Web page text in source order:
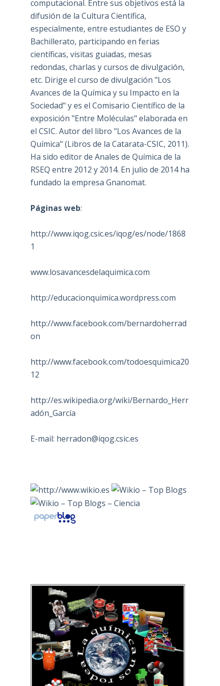
computacional. Entre sus objetivos está la
difusión de la Cultura Científica,
especialmente, entre estudiantes de ESO y
Bachillerato, participando en ferias
científicas, visitas guiadas, mesas
redondas, charlas y cursos de divulgación,
etc. Dirige el curso de divulgación "Los
Avances de la Química y su Impacto en la
Sociedad" y es el Comisario Científico de la
exposición "Entre Moléculas" elaborada en
el CSIC. Autor del libro "Los Avances de la
Química" (Libros de la Catarata-CSIC, 2011).
Ha sido editor de Anales de Química de la
RSEQ entre 2012 y 2014. En julio de 2014 ha
fundado la empresa Gnanomat.
Páginas web:
http://www.iqog.csic.es/iqog/es/node/1868
1
www.losavancesdelaquimica.com
http://educacionquimica.wordpress.com
http://www.facebook.com/bernardoherrad
on
http://www.facebook.com/todoesquimica20
12
http://es.wikipedia.org/wiki/Bernardo_Herr
adón_García
E-mail: herradon@iqog.csic.es